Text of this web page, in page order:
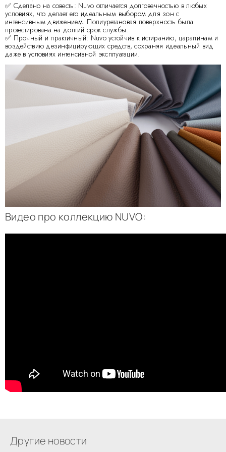
✅ Сделано на совесть: Nuvo отличается долговечностью в любых
условиях, что делает его идеальным выбором для зон с
интенсивным движением. Полиуретановая поверхность была
протестирована на долгий срок службы.
✅ Прочный и практичный: Nuvo устойчив к истиранию, царапинам и
воздействию дезинфицирующих средств, сохраняя идеальный вид
даже в условиях интенсивной эксплуатации.
Видео про коллекцию NUVO:
Другие новости